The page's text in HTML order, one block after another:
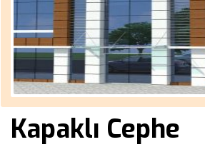
Kapaklı Cephe